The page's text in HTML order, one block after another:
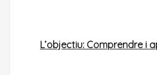
L’objectiu: Comprendre i